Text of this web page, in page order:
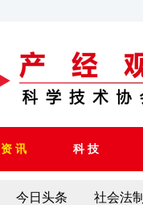
资 讯 科 技
今日头条 社会法制